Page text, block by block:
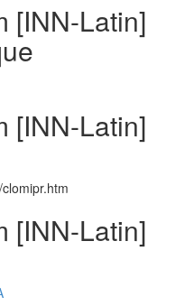
[INN-Latin]
[INN-Latin]
[INN-Latin]